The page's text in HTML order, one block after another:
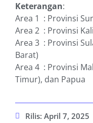
Keterangan:
Area 1 : Provinsi
Area 2 : Provinsi
Area 3 : Provinsi
Barat)
Area 4 : Provinsi
Timur), dan Papua
Rilis: April 7, 2025